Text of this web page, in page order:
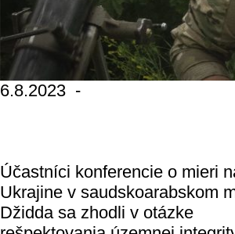
6.8.2023 -
Účastníci konferencie o mieri
Ukrajine v saudskoarabskom
Džidda sa zhodli v otázke